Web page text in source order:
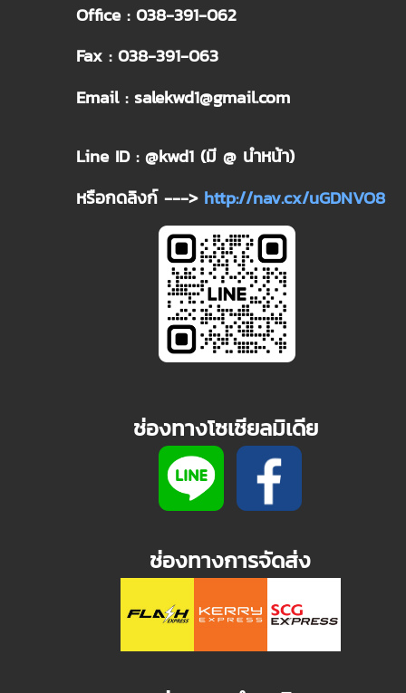
Office : 038-391-062
Fax : 038-391-063
Email : salekwd1@gmail.com
Line ID : @kwd1 (มี @ นำหน้า)
หรือกดลิงก์ ---> http://nav.cx/uGDNVO8
ช่องทางโซเชียลมิเดีย
ช่องทางการจัดส่ง